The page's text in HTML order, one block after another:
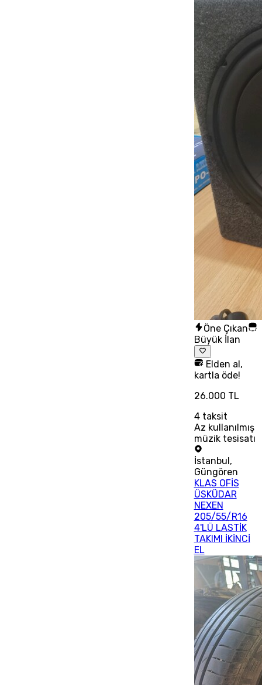
Öne Çıkan
Büyük İlan
Elden al,
kartla öde!
26.000 TL
4taksit
Az kullanılmış
müzik tesisatı
İstanbul ,
Güngören
KLAS OFİS
ÜSKÜDAR
NEXEN
205/55/R16
4'LÜ LASTİK
TAKIMI İKİNCİ
EL